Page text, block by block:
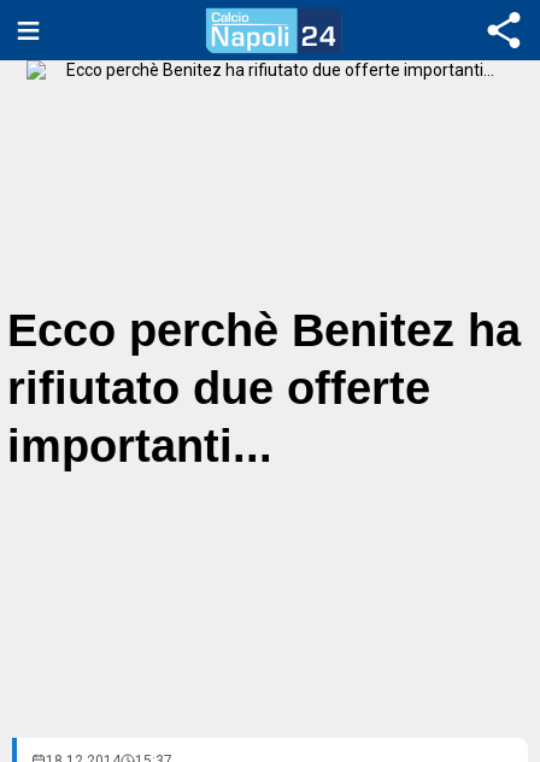
Ecco perchè Benitez ha
rifiutato due offerte
importanti...